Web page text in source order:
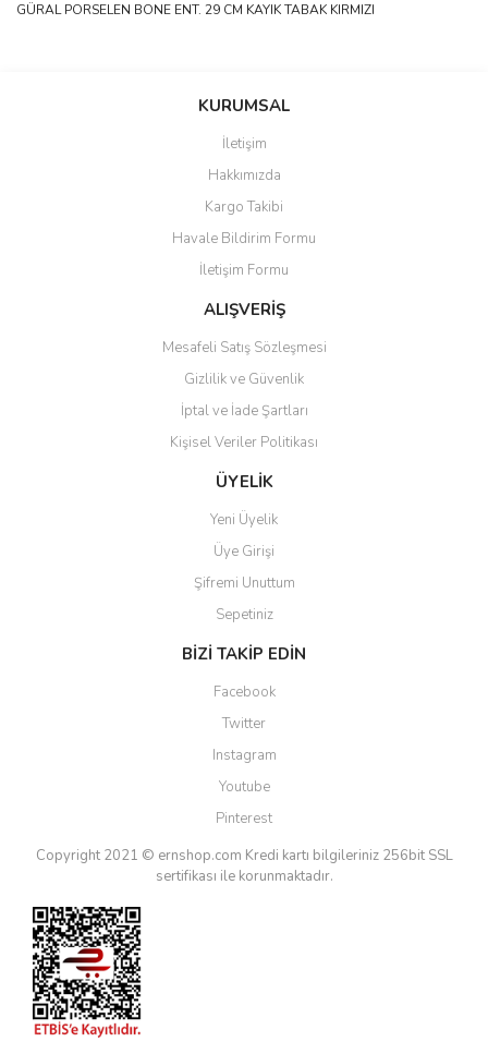
GÜRAL PORSELEN BONE ENT. 29 CM KAYIK TABAK KIRMIZI
Bu ürüne ilk yorumu siz yapın!
Ürün resmi kalitesiz, bozuk veya görüntülenemiyor.
Ürün açıklamasında eksik bilgiler bulunuyor.
Ürün bilgilerinde hatalar bulunuyor.
Ürün fiyatı diğer sitelerden daha pahalı.
Bu ürüne benzer farklı alternatifler olmalı.
Gönder
KURUMSAL
İletişim
Hakkımızda
Kargo Takibi
Havale Bildirim Formu
İletişim Formu
ALIŞVERİŞ
Mesafeli Satış Sözleşmesi
Gizlilik ve Güvenlik
İptal ve İade Şartları
Kişisel Veriler Politikası
ÜYELİK
Yeni Üyelik
Üye Girişi
Şifremi Unuttum
Sepetiniz
BİZİ TAKİP EDİN
Facebook
Twitter
Instagram
Youtube
Pinterest
Copyright 2021 © ernshop.com Kredi kartı bilgileriniz 256bit SSL
sertifikası ile korunmaktadır.